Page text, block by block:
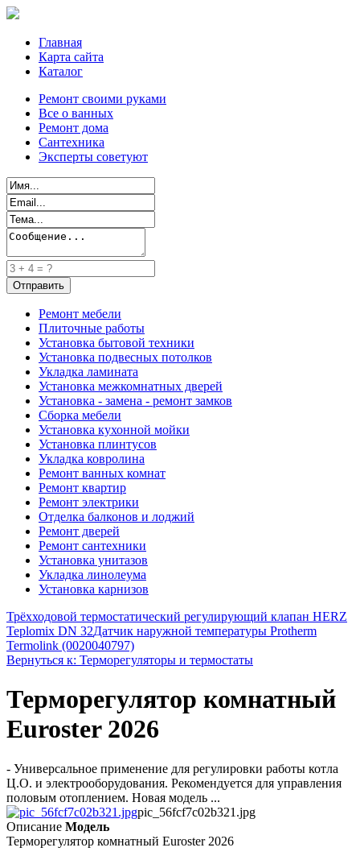
Главная
Карта сайта
Каталог
Ремонт своими руками
Все о ванных
Ремонт дома
Сантехника
Эксперты советуют
Ремонт мебели
Плиточные работы
Установка бытовой техники
Установка подвесных потолков
Укладка ламината
Установка межкомнатных дверей
Установка - замена - ремонт замков
Сборка мебели
Установка кухонной мойки
Установка плинтусов
Укладка ковролина
Ремонт ванных комнат
Ремонт квартир
Ремонт электрики
Отделка балконов и лоджий
Ремонт дверей
Ремонт сантехники
Установка унитазов
Укладка линолеума
Установка карнизов
Трёхходовой термостатический регулирующий клапан HERZ
Teplomix DN 32Датчик наружной температуры Protherm
Termolink (0020040797)
Вернуться к: Терморегуляторы и термостаты
Терморегулятор комнатный
Euroster 2026
- Универсальное применение для регулировки работы котла
Ц.О. и электрооборудования. Рекомендуется для управления
половым отоплением. Новая модель ...
pic_56fcf7c02b321.jpg
Описание Модель
Терморегулятор комнатный Euroster 2026